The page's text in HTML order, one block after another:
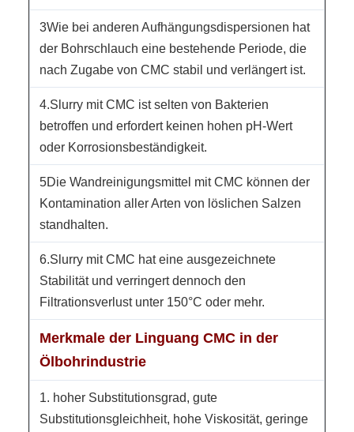
3Wie bei anderen Aufhängungsdispersionen hat
der Bohrschlauch eine bestehende Periode, die
nach Zugabe von CMC stabil und verlängert ist.
4.Slurry mit CMC ist selten von Bakterien
betroffen und erfordert keinen hohen pH-Wert
oder Korrosionsbeständigkeit.
5Die Wandreinigungsmittel mit CMC können der
Kontamination aller Arten von löslichen Salzen
standhalten.
6.Slurry mit CMC hat eine ausgezeichnete
Stabilität und verringert dennoch den
Filtrationsverlust unter 150°C oder mehr.
Merkmale der Linguang CMC in der
Ölbohrindustrie
1. hoher Substitutionsgrad, gute
Substitutionsgleichheit, hohe Viskosität, geringe